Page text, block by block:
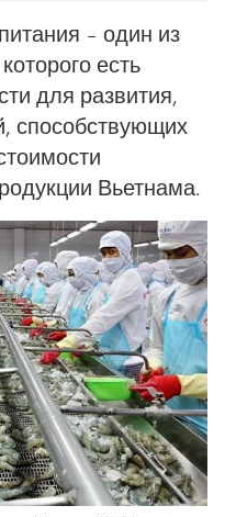
– один из
есть
для развития,
способствующих
Вьетнама.